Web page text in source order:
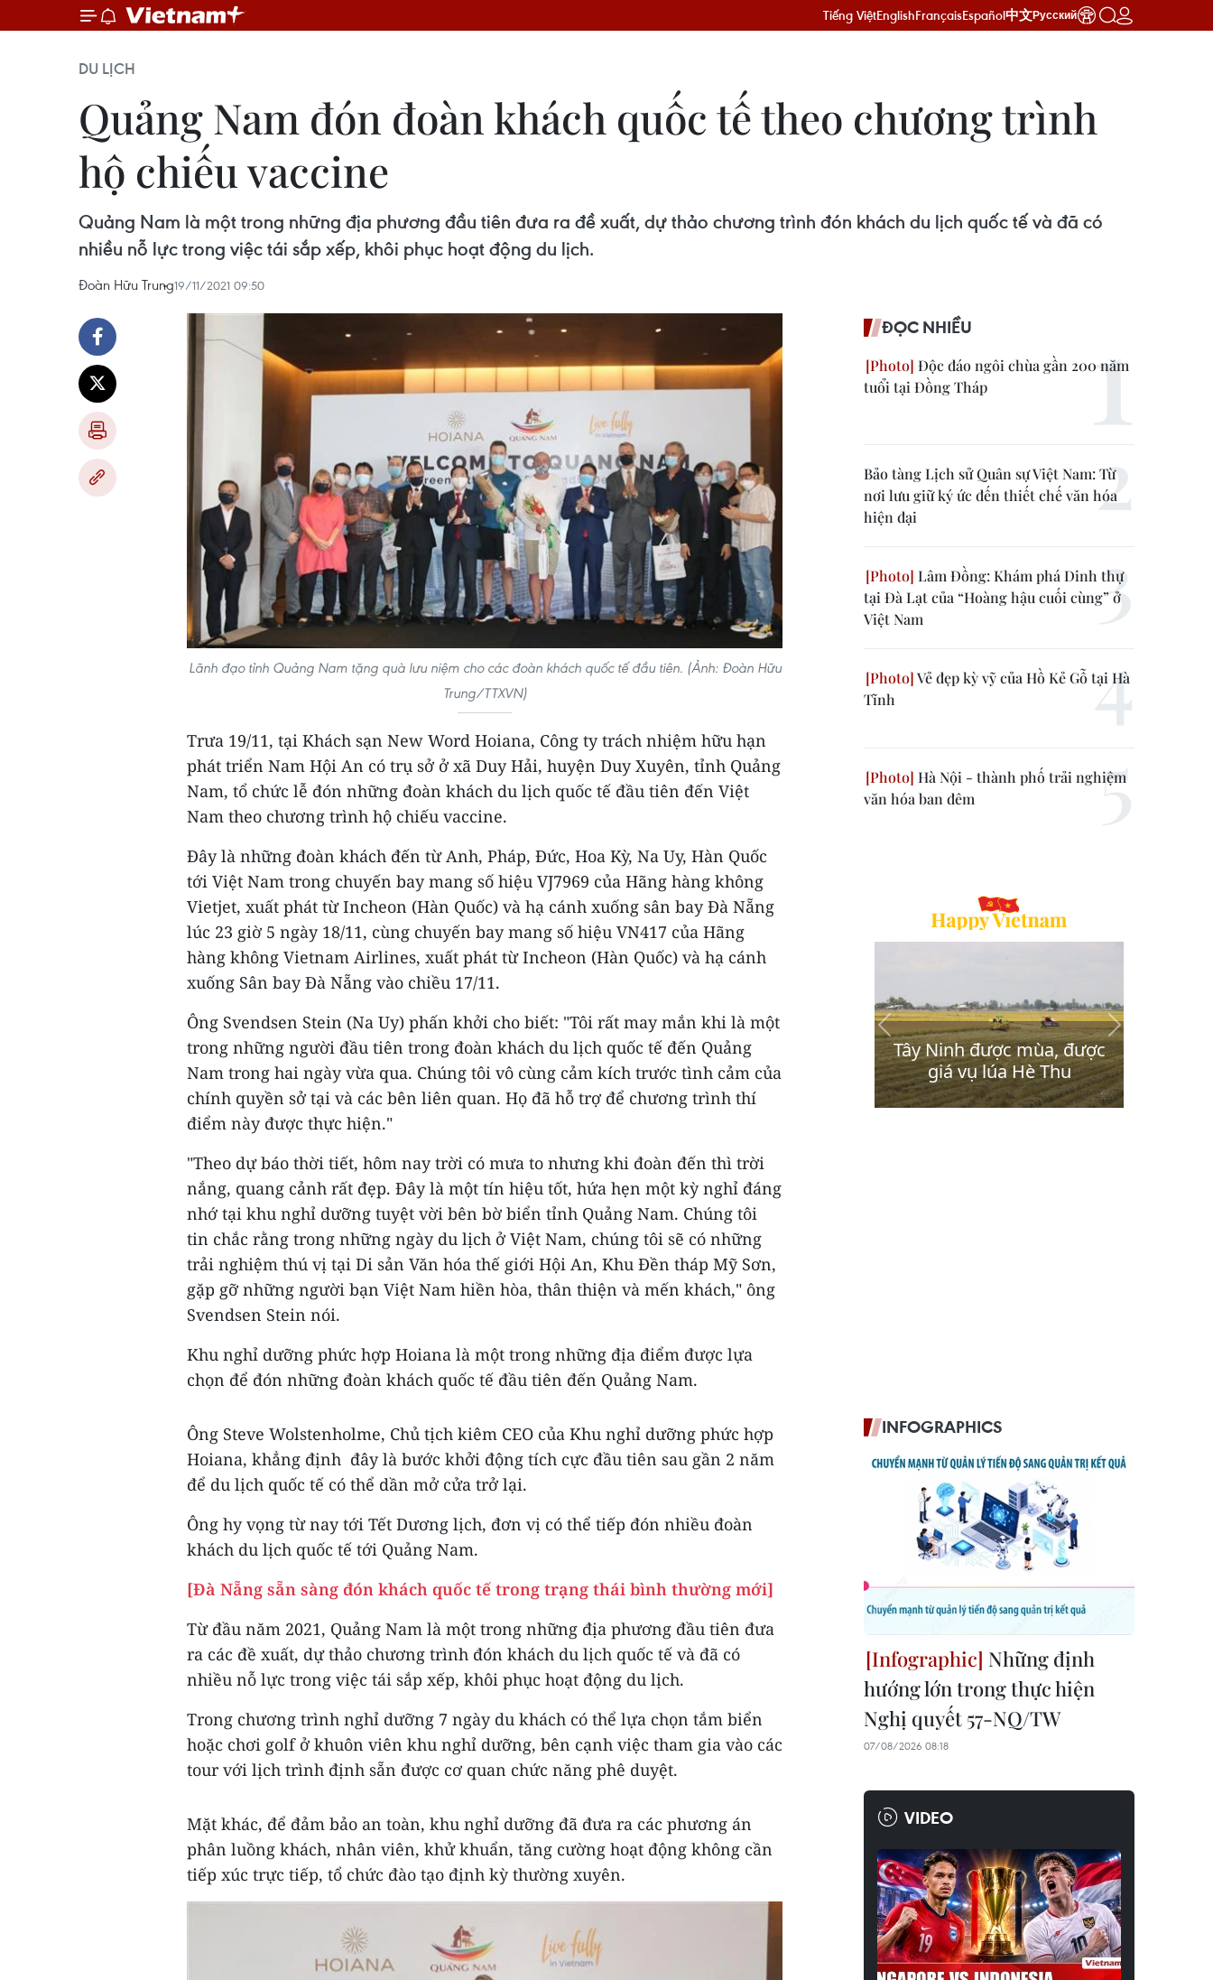
Tiếng ViệtEnglishFrançaisEspañol中文Русский
DU LỊCH
Quảng Nam đón đoàn khách quốc tế theo chương trình
hộ chiếu vaccine
Quảng Nam là một trong những địa phương đầu tiên đưa ra đề xuất, dự thảo chương trình đón khách du lịch quốc tế và đã có
nhiều nỗ lực trong việc tái sắp xếp, khôi phục hoạt động du lịch.
Đoàn Hữu Trung19/11/2021 09:50
Lãnh đạo tỉnh Quảng Nam tặng quà lưu niệm cho các đoàn khách quốc tế đầu tiên. (Ảnh: Đoàn Hữu
Trung/TTXVN)
Trưa 19/11, tại Khách sạn New Word Hoiana, Công ty trách nhiệm hữu hạn
phát triển Nam Hội An có trụ sở ở xã Duy Hải, huyện Duy Xuyên, tỉnh Quảng
Nam, tổ chức lễ đón những đoàn khách du lịch quốc tế đầu tiên đến Việt
Nam theo chương trình hộ chiếu vaccine.
Đây là những đoàn khách đến từ Anh, Pháp, Đức, Hoa Kỳ, Na Uy, Hàn Quốc
tới Việt Nam trong chuyến bay mang số hiệu VJ7969 của Hãng hàng không
Vietjet, xuất phát từ Incheon (Hàn Quốc) và hạ cánh xuống sân bay Đà Nẵng
lúc 23 giờ 5 ngày 18/11, cùng chuyến bay mang số hiệu VN417 của Hãng
hàng không Vietnam Airlines, xuất phát từ Incheon (Hàn Quốc) và hạ cánh
xuống Sân bay Đà Nẵng vào chiều 17/11.
Ông Svendsen Stein (Na Uy) phấn khởi cho biết: "Tôi rất may mắn khi là một
trong những người đầu tiên trong đoàn khách du lịch quốc tế đến Quảng
Nam trong hai ngày vừa qua. Chúng tôi vô cùng cảm kích trước tình cảm của
chính quyền sở tại và các bên liên quan. Họ đã hỗ trợ để chương trình thí
điểm này được thực hiện."
"Theo dự báo thời tiết, hôm nay trời có mưa to nhưng khi đoàn đến thì trời
nắng, quang cảnh rất đẹp. Đây là một tín hiệu tốt, hứa hẹn một kỳ nghỉ đáng
nhớ tại khu nghỉ dưỡng tuyệt vời bên bờ biển tỉnh Quảng Nam. Chúng tôi
tin chắc rằng trong những ngày du lịch ở Việt Nam, chúng tôi sẽ có những
trải nghiệm thú vị tại Di sản Văn hóa thế giới Hội An, Khu Đền tháp Mỹ Sơn,
gặp gỡ những người bạn Việt Nam hiền hòa, thân thiện và mến khách," ông
Svendsen Stein nói.
Khu nghỉ dưỡng phức hợp Hoiana là một trong những địa điểm được lựa
chọn để đón những đoàn khách quốc tế đầu tiên đến Quảng Nam.
Ông Steve Wolstenholme, Chủ tịch kiêm CEO của Khu nghỉ dưỡng phức hợp
Hoiana, khẳng định đây là bước khởi động tích cực đầu tiên sau gần 2 năm
để du lịch quốc tế có thể dần mở cửa trở lại.
Ông hy vọng từ nay tới Tết Dương lịch, đơn vị có thể tiếp đón nhiều đoàn
khách du lịch quốc tế tới Quảng Nam.
[Đà Nẵng sẵn sàng đón khách quốc tế trong trạng thái bình thường mới]
Từ đầu năm 2021, Quảng Nam là một trong những địa phương đầu tiên đưa
ra các đề xuất, dự thảo chương trình đón khách du lịch quốc tế và đã có
nhiều nỗ lực trong việc tái sắp xếp, khôi phục hoạt động du lịch.
Trong chương trình nghỉ dưỡng 7 ngày du khách có thể lựa chọn tắm biển
hoặc chơi golf ở khuôn viên khu nghỉ dưỡng, bên cạnh việc tham gia vào các
tour với lịch trình định sẵn được cơ quan chức năng phê duyệt.
Mặt khác, để đảm bảo an toàn, khu nghỉ dưỡng đã đưa ra các phương án
phân luồng khách, nhân viên, khử khuẩn, tăng cường hoạt động không cần
tiếp xúc trực tiếp, tổ chức đào tạo định kỳ thường xuyên.
ĐỌC NHIỀU
Độc đáo ngôi chùa gần 200 năm
tuổi tại Đồng Tháp
Bảo tàng Lịch sử Quân sự Việt Nam: Từ
nơi lưu giữ ký ức đến thiết chế văn hóa
hiện đại
Lâm Đồng: Khám phá Dinh thự
tại Đà Lạt của “Hoàng hậu cuối cùng” ở
Việt Nam
Vẻ đẹp kỳ vỹ của Hồ Kẻ Gỗ tại Hà
Tĩnh
Hà Nội - thành phố trải nghiệm
văn hóa ban đêm
INFOGRAPHICS
Những định
hướng lớn trong thực hiện
Nghị quyết 57-NQ/TW
07/08/2026 08:18
VIDEO